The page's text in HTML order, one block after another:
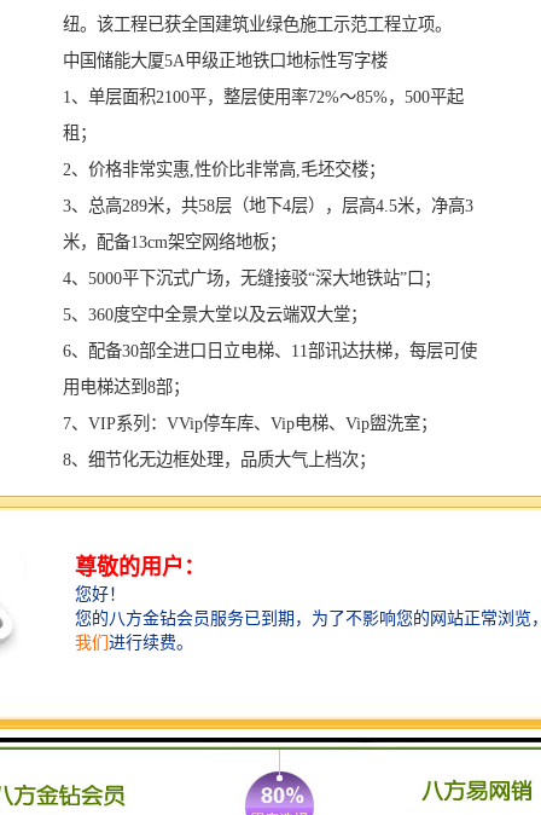
纽。该工程已获全国建筑业绿色施工示范工程立项。
中国储能大厦5A甲级正地铁口地标性写字楼
1、单层面积2100平，整层使用率72%～85%，500平起
租；
2、价格非常实惠,性价比非常高,毛坯交楼；
3、总高289米，共58层（地下4层），层高4.5米，净高3
米，配备13cm架空网络地板；
4、5000平下沉式广场，无缝接驳“深大地铁站”口；
5、360度空中全景大堂以及云端双大堂；
6、配备30部全进口日立电梯、11部讯达扶梯，每层可使
用电梯达到8部；
7、VIP系列：VVip停车库、Vip电梯、Vip盥洗室；
8、细节化无边框处理，品质大气上档次；
9、物业，物业，贴心服务；
C出口1分钟
户型面积： 135㎡-171㎡-226㎡-298㎡-388㎡-468㎡-800-
1000-2000平等大小面积，可根据客户需要自由分割 、
伙，超高性价比，看中即可进驻办公。创业氛围浓厚，
办公环境舒适。